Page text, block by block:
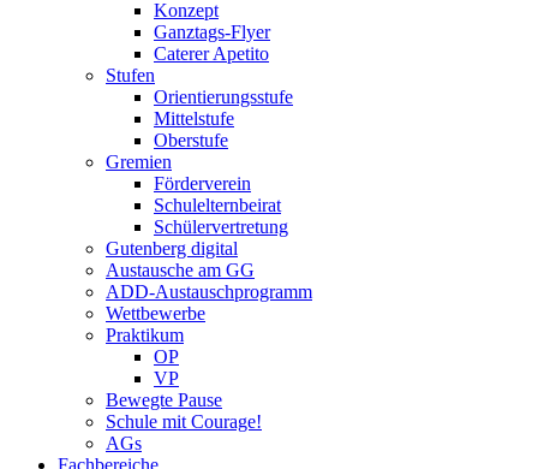
Konzept
Ganztags-Flyer
Caterer Apetito
Stufen
Orientierungsstufe
Mittelstufe
Oberstufe
Gremien
Förderverein
Schulelternbeirat
Schülervertretung
Gutenberg digital
Austausche am GG
ADD-Austauschprogramm
Wettbewerbe
Praktikum
OP
VP
Bewegte Pause
Schule mit Courage!
AGs
Fachbereiche